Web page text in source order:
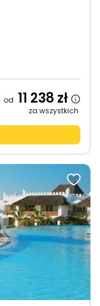
od 11 238 zł
za wszystkich